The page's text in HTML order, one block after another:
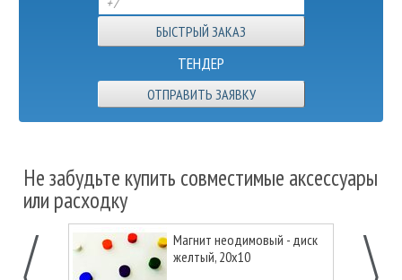
ТЕНДЕР
ОТПРАВИТЬ ЗАЯВКУ
Не забудьте купить совместимые аксессуары
или расходку
Магнит неодимовый - диск
желтый, 20х10